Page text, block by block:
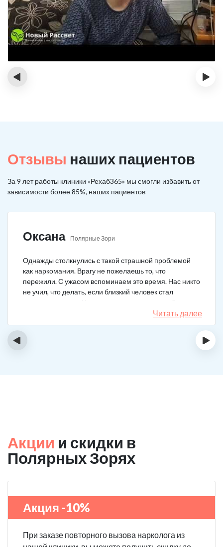
‹ ›
Отзывы наших пациентов
За 9 лет работы клиники «Рехаб365» мы смогли избавить от
зависимости более 85%, наших пациентов
Оксана Полярные Зори
Однажды столкнулись с такой страшной проблемой
как наркомания. Врагу не пожелаешь то, что
пережили. С ужасом вспоминаем это время. Нас никто
не учил, что делать, если близкий человек стал
наркозависимым. Честно говоря, надежды не было,
думали, что все лечение бесполезно, но решили
попробовать и отправить родственника в клинику на
Читать далее
‹ ›
Акции и скидки в
Полярных Зорях
Акция -10%
При заказе повторного вызова нарколога из